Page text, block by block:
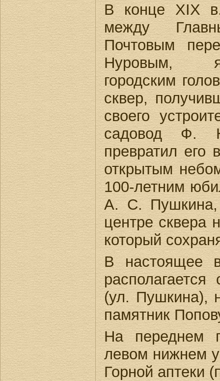
В конце ХIХ
между
Почтовым
Нуровым,
городским
сквер,
своего
садовод Ф.
превратил его
открытым
100-летним
А. С. Пушкина,
центре сквера
который
В настоящее
(ул. Пушкина),
памятник
На переднем
левом нижнем
Горной аптеки